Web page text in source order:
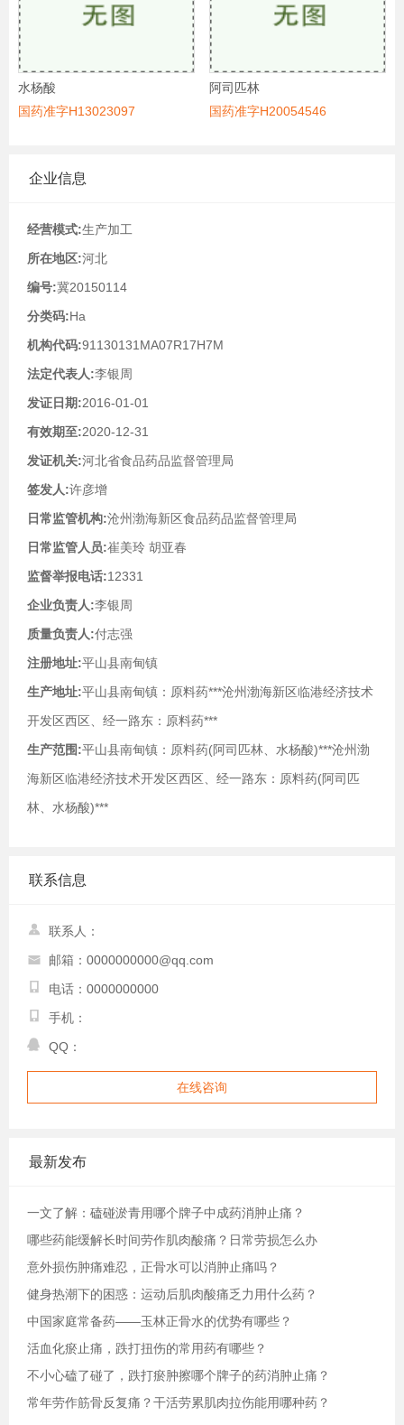
水杨酸
国药准字H13023097
阿司匹林
国药准字H20054546
企业信息
经营模式:生产加工
所在地区:河北
编号:冀20150114
分类码:Ha
机构代码:91130131MA07R17H7M
法定代表人:李银周
发证日期:2016-01-01
有效期至:2020-12-31
发证机关:河北省食品药品监督管理局
签发人:许彦增
日常监管机构:沧州渤海新区食品药品监督管理局
日常监管人员:崔美玲 胡亚春
监督举报电话:12331
企业负责人:李银周
质量负责人:付志强
注册地址:平山县南甸镇
生产地址:平山县南甸镇：原料药***沧州渤海新区临港经济技术
开发区西区、经一路东：原料药***
生产范围:平山县南甸镇：原料药(阿司匹林、水杨酸)***沧州渤
海新区临港经济技术开发区西区、经一路东：原料药(阿司匹
林、水杨酸)***
联系信息
联系人：
邮箱：0000000000@qq.com
电话：0000000000
手机：
QQ：
在线咨询
最新发布
一文了解：磕碰淤青用哪个牌子中成药消肿止痛？
哪些药能缓解长时间劳作肌肉酸痛？日常劳损怎么办
意外损伤肿痛难忍，正骨水可以消肿止痛吗？
健身热潮下的困惑：运动后肌肉酸痛乏力用什么药？
中国家庭常备药——玉林正骨水的优势有哪些？
活血化瘀止痛，跌打扭伤的常用药有哪些？
不小心磕了碰了，跌打瘀肿擦哪个牌子的药消肿止痛？
常年劳作筋骨反复痛？干活劳累肌肉拉伤能用哪种药？